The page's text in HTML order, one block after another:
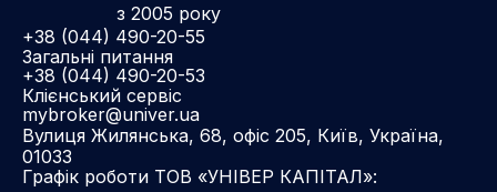
з 2005 року
+38 (044) 490-20-55
Загальні питання
+38 (044) 490-20-53
Клієнський сервіс
mybroker@univer.ua
Вулиця Жилянська, 68, офіс 205, Київ, Україна,
01033
Графік роботи ТОВ «УНІВЕР КАПІТАЛ»: